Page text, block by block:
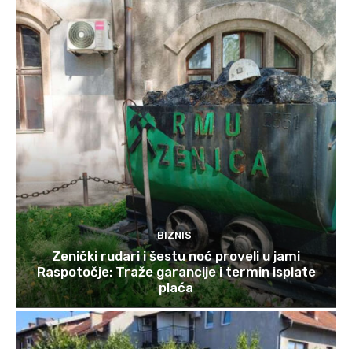
BIZNIS
Zenički rudari i šestu noć proveli u jami
Raspotočje: Traže garancije i termin isplate
plaća